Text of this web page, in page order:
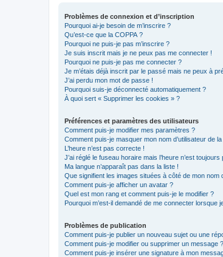
Problèmes de connexion et d’inscription
Pourquoi ai-je besoin de m’inscrire ?
Qu’est-ce que la COPPA ?
Pourquoi ne puis-je pas m’inscrire ?
Je suis inscrit mais je ne peux pas me connecter !
Pourquoi ne puis-je pas me connecter ?
Je m’étais déjà inscrit par le passé mais ne peux à
J’ai perdu mon mot de passe !
Pourquoi suis-je déconnecté automatiquement ?
À quoi sert « Supprimer les cookies » ?
Préférences et paramètres des utilisateurs
Comment puis-je modifier mes paramètres ?
Comment puis-je masquer mon nom d’utilisateur de
L’heure n’est pas correcte !
J’ai réglé le fuseau horaire mais l’heure n’est
Ma langue n’apparaît pas dans la liste !
Que signifient les images situées à côté de mon nom
Comment puis-je afficher un avatar ?
Quel est mon rang et comment puis-je le modifier ?
Pourquoi m’est-il demandé de me connecter lorsque
Problèmes de publication
Comment puis-je publier un nouveau sujet ou une
Comment puis-je modifier ou supprimer un message ?
Comment puis-je insérer une signature à mon